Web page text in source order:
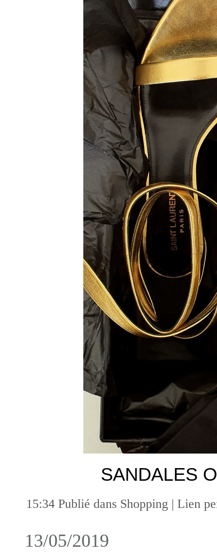
SANDALES
15:34 Publié dans Shopping | Lien
13/05/2019